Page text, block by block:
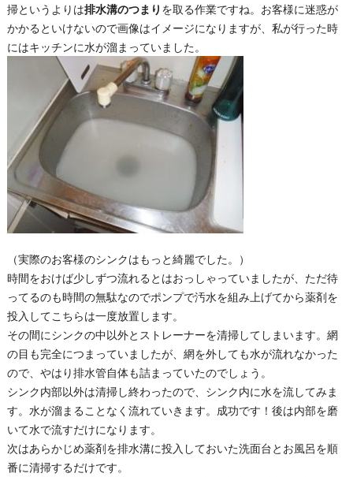
掃というよりは排水溝のつまり を取る作業ですね。お客様に迷惑が
かかるといけないので画像はイメージになりますが、私が行った時
にはキッチンに水が溜まっていました。
（実際のお客様のシンクはもっと綺麗でした。）
時間をおけば少しずつ流れるとはおっしゃっていましたが、ただ待
ってるのも時間の無駄なのでポンプで汚水を組み上げてから薬剤を
投入してこちらは一度放置します。
その間にシンクの中以外とストレーナーを清掃してしまいます。網
の目も完全につまっていましたが、網を外しても水が流れなかった
ので、やはり排水管自体も詰まっていたのでしょう。
シンク内部以外は清掃し終わったので、シンク内に水を流してみま
す。水が溜まることなく流れていきます。成功です！後は内部を磨
いて水で流すだけになります。
次はあらかじめ薬剤を排水溝に投入しておいた洗面台とお風呂を順
番に清掃するだけです。